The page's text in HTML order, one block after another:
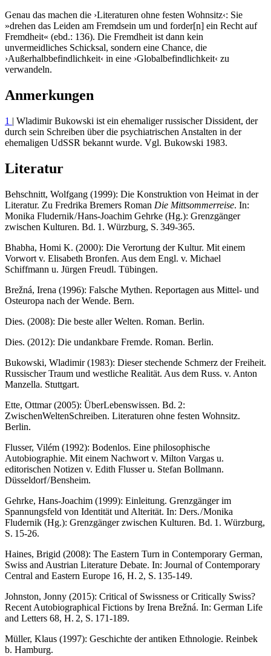
Genau das machen die ›Literaturen ohne festen Wohnsitz‹: Sie
»drehen das Leiden am Fremdsein um und forder[n] ein Recht auf
Fremdheit« (ebd.: 136). Die Fremdheit ist dann kein
unvermeidliches Schicksal, sondern eine Chance, die
›Außerhalbbefindlichkeit‹ in eine ›Globalbefindlichkeit‹ zu
verwandeln.
Anmerkungen
1 | Wladimir Bukowski ist ein ehemaliger russischer Dissident, der
durch sein Schreiben über die psychiatrischen Anstalten in der
ehemaligen UdSSR bekannt wurde. Vgl. Bukowski 1983.
Literatur
Behschnitt, Wolfgang (1999): Die Konstruktion von Heimat in der
Literatur. Zu Fredrika Bremers Roman Die Mittsommerreise. In:
Monika Fludernik / Hans-Joachim Gehrke (Hg.): Grenzgänger
zwischen Kulturen. Bd. 1. Würzburg, S. 349-365.
Bhabha, Homi K. (2000): Die Verortung der Kultur. Mit einem
Vorwort v. Elisabeth Bronfen. Aus dem Engl. v. Michael
Schiffmann u. Jürgen Freudl. Tübingen.
Brežná, Irena (1996): Falsche Mythen. Reportagen aus Mittel- und
Osteuropa nach der Wende. Bern.
Dies. (2008): Die beste aller Welten. Roman. Berlin.
Dies. (2012): Die undankbare Fremde. Roman. Berlin.
Bukowski, Wladimir (1983): Dieser stechende Schmerz der Freiheit.
Russischer Traum und westliche Realität. Aus dem Russ. v. Anton
Manzella. Stuttgart.
Ette, Ottmar (2005): ÜberLebenswissen. Bd. 2:
ZwischenWeltenSchreiben. Literaturen ohne festen Wohnsitz.
Berlin.
Flusser, Vilém (1992): Bodenlos. Eine philosophische
Autobiographie. Mit einem Nachwort v. Milton Vargas u.
editorischen Notizen v. Edith Flusser u. Stefan Bollmann.
Düsseldorf / Bensheim.
Gehrke, Hans-Joachim (1999): Einleitung. Grenzgänger im
Spannungsfeld von Identität und Alterität. In: Ders. / Monika
Fludernik (Hg.): Grenzgänger zwischen Kulturen. Bd. 1. Würzburg,
S. 15-26.
Haines, Brigid (2008): The Eastern Turn in Contemporary German,
Swiss and Austrian Literature Debate. In: Journal of Contemporary
Central and Eastern Europe 16, H. 2, S. 135-149.
Johnston, Jonny (2015): Critical of Swissness or Critically Swiss?
Recent Autobiographical Fictions by Irena Brežná. In: German Life
and Letters 68, H. 2, S. 171-189.
Müller, Klaus (1997): Geschichte der antiken Ethnologie. Reinbek
b. Hamburg.